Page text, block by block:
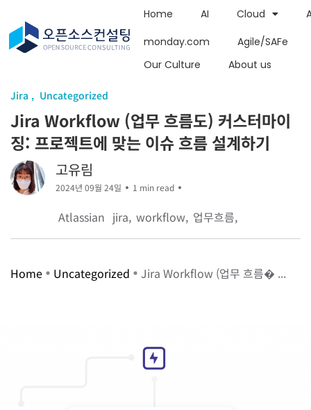
Home AI Cloud
monday.com
Agile/SAFe
Our Culture
About us
Jira Uncategorized
Jira Workflow (업무 흐름도) 커스터마이
징: 프로젝트에 맞는 이슈 흐름 설계하기
고유림
2024년 09월 24일 1 min read
Atlassian jira workflow 업무흐름
Home Uncategorized Jira Workflow (업무 흐름� ...